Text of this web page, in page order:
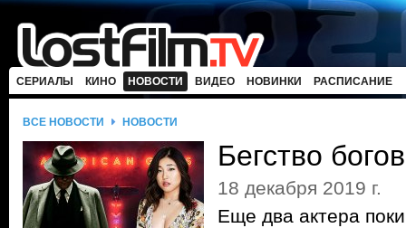
СЕРИАЛЫ КИНО НОВОСТИ ВИДЕО НОВИНКИ РАСПИСАНИЕ
ВСЕ НОВОСТИ НОВОСТИ
Бегство
18 декабря 2019 г.
Еще два актера